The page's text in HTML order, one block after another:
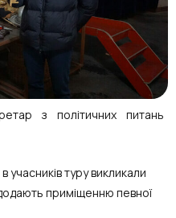
з політичних питань
учасників туру викликали
приміщенню певної